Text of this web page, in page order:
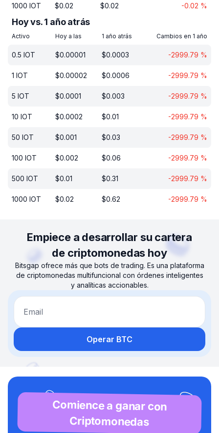
1000 IOT $0.02 $0.02 -0.02 %
Hoy vs. 1 año atrás
Activo Hoy a las 1 año atrás Cambios en 1 año
0.5 IOT $0.00001 $0.0003 -2999.79 %
1 IOT $0.00002 $0.0006 -2999.79 %
5 IOT $0.0001 $0.003 -2999.79 %
10 IOT $0.0002 $0.01 -2999.79 %
50 IOT $0.001 $0.03 -2999.79 %
100 IOT $0.002 $0.06 -2999.79 %
500 IOT $0.01 $0.31 -2999.79 %
1000 IOT $0.02 $0.62 -2999.79 %
Empiece a desarrollar su cartera
de criptomonedas hoy
Bitsgap ofrece más que bots de trading. Es una plataforma
de criptomonedas multifuncional con órdenes inteligentes
y analíticas accionables.
Email
Operar BTC
Comience a ganar con
Criptomonedas